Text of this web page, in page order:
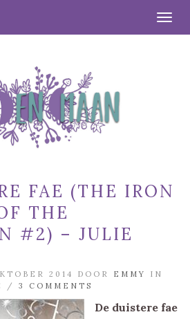
FAE (THE IRON
THE
#2) – JULIE
2014 DOOR EMMY
IN
/ 3 COMMENTS
De duistere fae